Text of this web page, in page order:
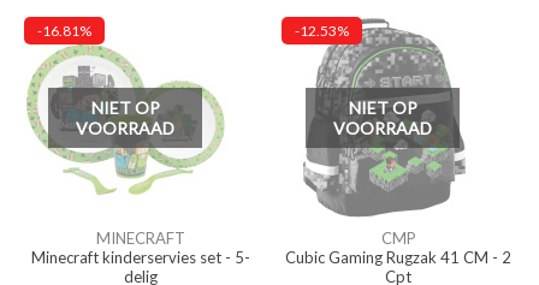
-16.81%
NIET OP
VOORRAAD
MINECRAFT
Minecraft kinderservies set - 5-
delig
-12.53%
NIET OP
VOORRAAD
CMP
Cubic Gaming Rugzak 41 CM - 2
Cpt